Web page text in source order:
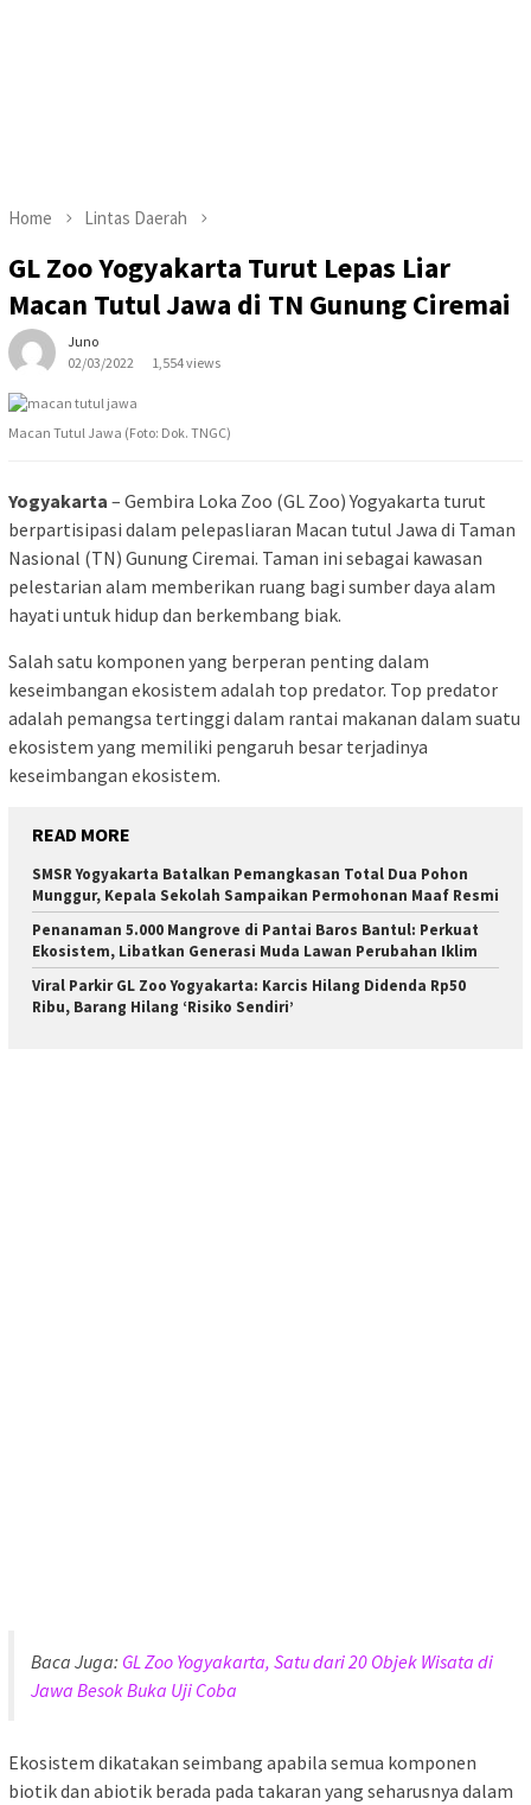
Home Lintas Daerah
GL Zoo Yogyakarta Turut Lepas Liar
Macan Tutul Jawa di TN Gunung Ciremai
Juno
02/03/2022
1,554 views
Macan Tutul Jawa (Foto: Dok. TNGC)
Yogyakarta – Gembira Loka Zoo (GL Zoo) Yogyakarta turut
berpartisipasi dalam pelepasliaran Macan tutul Jawa di Taman
Nasional (TN) Gunung Ciremai. Taman ini sebagai kawasan
pelestarian alam memberikan ruang bagi sumber daya alam
hayati untuk hidup dan berkembang biak.
Salah satu komponen yang berperan penting dalam
keseimbangan ekosistem adalah top predator. Top predator
adalah pemangsa tertinggi dalam rantai makanan dalam suatu
ekosistem yang memiliki pengaruh besar terjadinya
keseimbangan ekosistem.
READ MORE
SMSR Yogyakarta Batalkan Pemangkasan Total Dua Pohon
Munggur, Kepala Sekolah Sampaikan Permohonan Maaf Resmi
Penanaman 5.000 Mangrove di Pantai Baros Bantul: Perkuat
Ekosistem, Libatkan Generasi Muda Lawan Perubahan Iklim
Viral Parkir GL Zoo Yogyakarta: Karcis Hilang Didenda Rp50
Ribu, Barang Hilang ‘Risiko Sendiri’
Baca Juga: GL Zoo Yogyakarta, Satu dari 20 Objek Wisata di
Jawa Besok Buka Uji Coba
Ekosistem dikatakan seimbang apabila semua komponen
biotik dan abiotik berada pada takaran yang seharusnya dalam